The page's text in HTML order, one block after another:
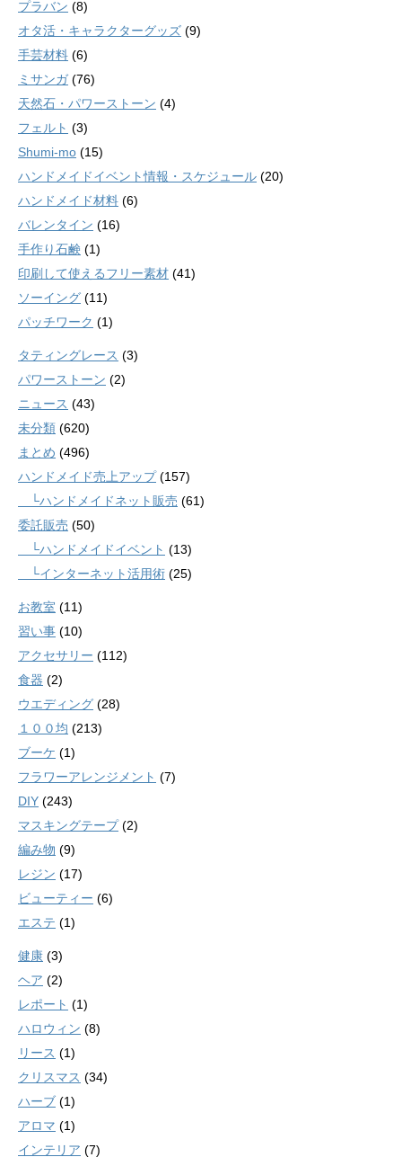
プラバン (8)
オタ活・キャラクターグッズ (9)
手芸材料 (6)
ミサンガ(76)
天然石・パワーストーン (4)
フェルト (3)
Shumi-mo (15)
ハンドメイドイベント情報・スケジュール (20)
ハンドメイド材料 (6)
バレンタイン (16)
手作り石鹸 (1)
印刷して使えるフリー素材 (41)
ソーイング (11)
パッチワーク (1)
タティングレース (3)
パワーストーン (2)
ニュース (43)
未分類 (620)
まとめ (496)
ハンドメイド売上アップ(157)
└ハンドメイドネット販売 (61)
委託販売 (50)
└ハンドメイドイベント (13)
└インターネット活用術 (25)
お教室 (11)
習い事 (10)
アクセサリー (112)
食器 (2)
ウエディング (28)
１００均 (213)
ブーケ (1)
フラワーアレンジメント (7)
DIY (243)
マスキングテープ(2)
編み物 (9)
レジン (17)
ビューティー (6)
エステ (1)
健康 (3)
ヘア (2)
レポート (1)
ハロウィン (8)
リース (1)
クリスマス (34)
ハーブ (1)
アロマ (1)
インテリア (7)